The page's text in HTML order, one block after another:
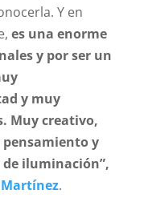
Y en
es una enorme
y por ser un
y muy
Muy creativo,
y
iluminación”,
.